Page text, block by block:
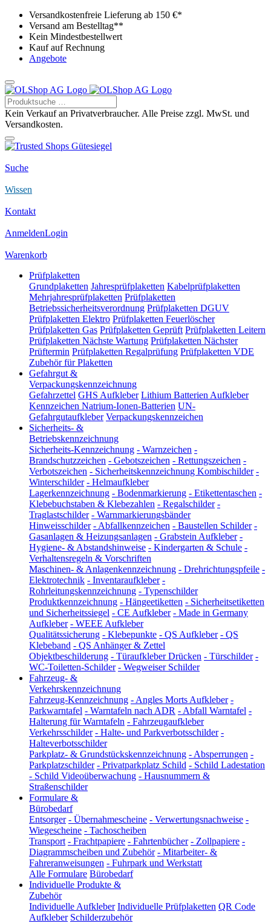
Versandkostenfreie Lieferung ab 150 €*
Versand am Bestelltag**
Kein Mindestbestellwert
Kauf auf Rechnung
Angebote
Kein Verkauf an Privatverbraucher. Alle Preise zzgl. MwSt. und
Versandkosten.
Suche
Wissen
Kontakt
AnmeldenLogin
Warenkorb
Prüfplaketten
Grundplaketten Jahresprüfplaketten Kabelprüfplaketten
Mehrjahresprüfplaketten Prüfplaketten
Betriebssicherheitsverordnung Prüfplaketten DGUV
Prüfplaketten Elektro Prüfplaketten Feuerlöscher
Prüfplaketten Gas Prüfplaketten Geprüft Prüfplaketten Leitern
Prüfplaketten Nächste Wartung Prüfplaketten Nächster
Prüftermin Prüfplaketten Regalprüfung Prüfplaketten VDE
Zubehör für Plaketten
Gefahrgut &
Verpackungskennzeichnung
Gefahrzettel GHS Aufkleber Lithium Batterien Aufkleber
Kennzeichen Natrium-Ionen-Batterien UN-
Gefahrgutaufkleber Verpackungskennzeichen
Sicherheits- &
Betriebskennzeichnung
Sicherheits-Kennzeichnung - Warnzeichen -
Brandschutzzeichen - Gebotszeichen - Rettungszeichen -
Verbotszeichen - Sicherheitskennzeichnung Kombischilder -
Winterschilder - Helmaufkleber
Lagerkennzeichnung - Bodenmarkierung - Etikettentaschen -
Klebebuchstaben & Klebezahlen - Regalschilder -
Traglastschilder - Warnmarkierungsbänder
Hinweisschilder - Abfallkennzeichen - Baustellen Schilder -
Gasanlagen & Heizungsanlagen - Grabstein Aufkleber -
Hygiene- & Abstandshinweise - Kindergarten & Schule -
Verhaltensregeln & Vorschriften
Maschinen- & Anlagenkennzeichnung - Drehrichtungspfeile -
Elektrotechnik - Inventaraufkleber -
Rohrleitungskennzeichnung - Typenschilder
Produktkennzeichnung - Hängeetiketten - Sicherheitsetiketten
und Sicherheitssiegel - CE Aufkleber - Made in Germany
Aufkleber - WEEE Aufkleber
Qualitätssicherung - Klebepunkte - QS Aufkleber - QS
Klebeband - QS Anhänger & Zettel
Objektbeschilderung - Türaufkleber Drücken - Türschilder -
WC-Toiletten-Schilder - Wegweiser Schilder
Fahrzeug- &
Verkehrskennzeichnung
Fahrzeug-Kennzeichnung - Angles Morts Aufkleber -
Parkwarntafel - Warntafeln nach ADR - Abfall Warntafel -
Halterung für Warntafeln - Fahrzeugaufkleber
Verkehrsschilder - Halte- und Parkverbotsschilder -
Halteverbotsschilder
Parkplatz- & Grundstückskennzeichnung - Absperrungen -
Parkplatzschilder - Privatparkplatz Schild - Schild Ladestation
- Schild Videoüberwachung - Hausnummern &
Straßenschilder
Formulare &
Bürobedarf
Entsorger - Übernahmescheine - Verwertungsnachweise -
Wiegescheine - Tachoscheiben
Transport - Frachtpapiere - Fahrtenbücher - Zollpapiere -
Diagrammscheiben und Zubehör - Mitarbeiter- &
Fahreranweisungen - Fuhrpark und Werkstatt
Alle Formulare Bürobedarf
Individuelle Produkte &
Zubehör
Individuelle Aufkleber Individuelle Prüfplaketten QR Code
Aufkleber Schilderzubehör